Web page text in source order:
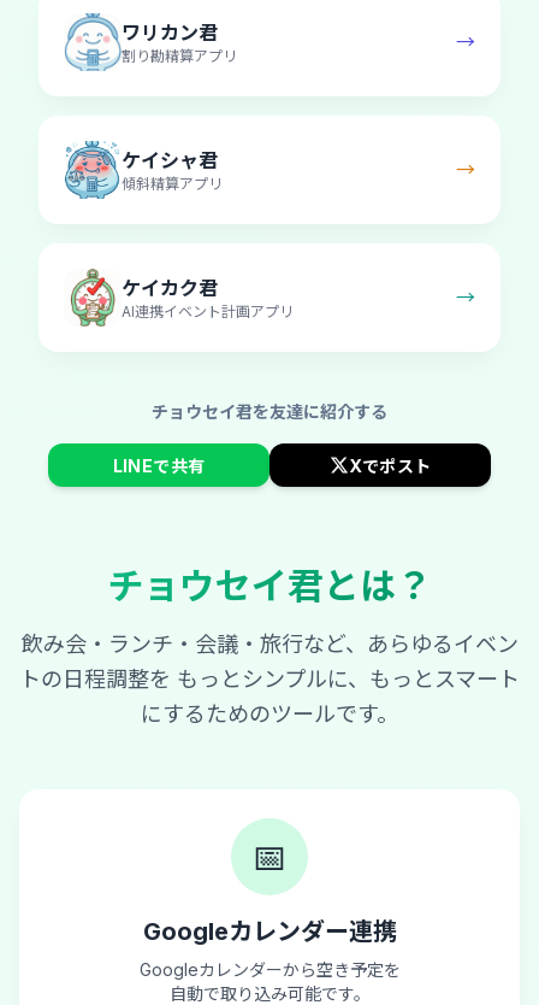
ワリカン君
割り勘精算アプリ
→
ケイシャ君
傾斜精算アプリ
→
ケイカク君
AI連携イベント計画アプリ
→
チョウセイ君を友達に紹介する
LINEで共有 Xでポスト
チョウセイ君とは？
飲み会・ランチ・会議・旅行など、あらゆるイベン
トの日程調整を もっとシンプルに、もっとスマート
にするためのツールです。
📅
Googleカレンダー連携
Googleカレンダーから空き予定を
自動で取り込み可能です。